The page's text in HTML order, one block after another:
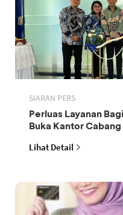
SIARAN PERS
Perluas Layanan
Buka Kantor
Lihat Detail